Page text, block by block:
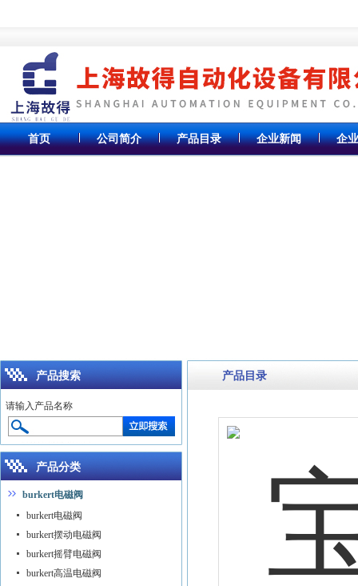
首页 公司简介 产品目录 企业新闻 企
产品目录
产品搜索
请输入产品名称
产品分类
burkert电磁阀
burkert电磁阀
burkert摆动电磁阀
burkert摇臂电磁阀
burkert高温电磁阀